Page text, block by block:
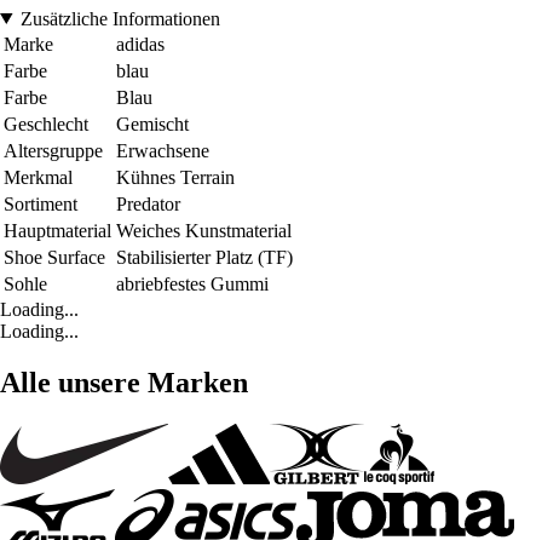
Zusätzliche Informationen
Marke
adidas
Farbe
blau
Farbe
Blau
Geschlecht
Gemischt
Altersgruppe
Erwachsene
Merkmal
Kühnes Terrain
Sortiment
Predator
Hauptmaterial Weiches Kunstmaterial
Shoe Surface Stabilisierter Platz (TF)
Sohle
abriebfestes Gummi
Loading...
Loading...
Alle unsere Marken